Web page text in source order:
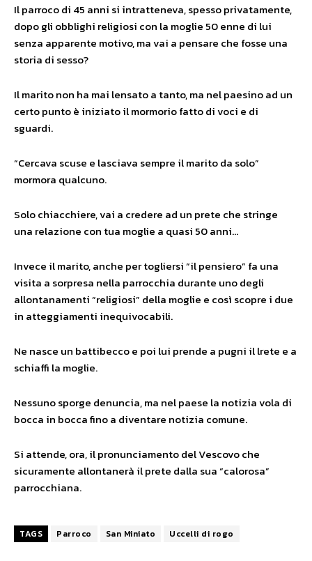
Il parroco di 45 anni si intratteneva, spesso privatamente,
dopo gli obblighi religiosi con la moglie 50 enne di lui
senza apparente motivo, ma vai a pensare che fosse una
storia di sesso?
Il marito non ha mai lensato a tanto, ma nel paesino ad un
certo punto è iniziato il mormorio fatto di voci e di
sguardi.
“Cercava scuse e lasciava sempre il marito da solo”
mormora qualcuno.
Solo chiacchiere, vai a credere ad un prete che stringe
una relazione con tua moglie a quasi 50 anni…
Invece il marito, anche per togliersi “il pensiero” fa una
visita a sorpresa nella parrocchia durante uno degli
allontanamenti “religiosi” della moglie e così scopre i due
in atteggiamenti inequivocabili.
Ne nasce un battibecco e poi lui prende a pugni il lrete e a
schiaffi la moglie.
Nessuno sporge denuncia, ma nel paese la notizia vola di
bocca in bocca fino a diventare notizia comune.
Si attende, ora, il pronunciamento del Vescovo che
sicuramente allontanerà il prete dalla sua “calorosa”
parrocchiana.
TAGS Parroco San Miniato Uccelli di rogo